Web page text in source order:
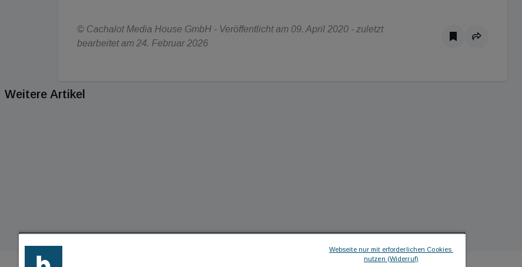
© Cachalot Media House GmbH - Veröffentlicht am 09. April 2020 - zuletzt
bearbeitet am 24. Februar 2026
Weitere Artikel
Webseite nur mit erforderlichen Cookies
nutzen (Widerruf)